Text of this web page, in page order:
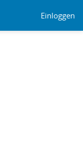
Einloggen